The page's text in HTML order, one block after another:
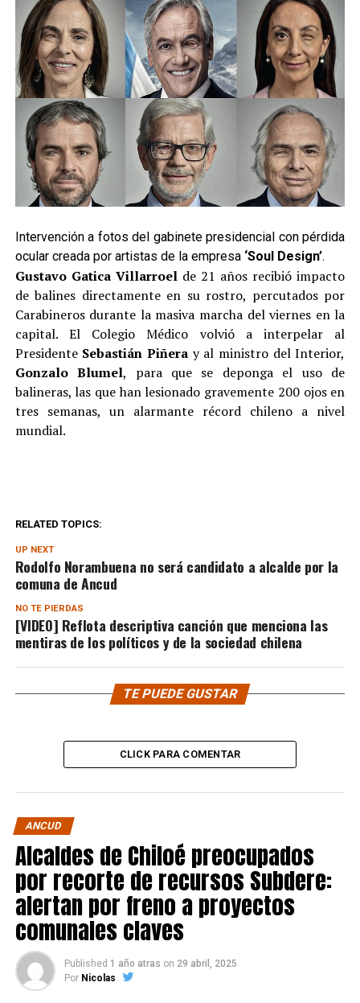
Intervención a fotos del gabinete presidencial con pérdida
ocular creada por artistas de la empresa ‘Soul Design’.
Gustavo Gatica Villarroelde 21 años recibió impacto
de balines directamente en su rostro, percutados por
Carabineros durante la masiva marcha del viernes en la
capital. El Colegio Médico volvió a interpelar al
Presidente Sebastián Piñera y al ministro del Interior,
Gonzalo Blumel, para que se deponga el uso de
balineras, las que han lesionado gravemente 200 ojos en
tres semanas, un alarmante récord chileno a nivel
mundial.
RELATED TOPICS:
UP NEXT
Rodolfo Norambuena no será candidato a alcalde por la
comuna de Ancud
NO TE PIERDAS
[VIDEO] Reflota descriptiva canción que menciona las
mentiras de los políticos y de la sociedad chilena
TE PUEDE GUSTAR
CLICK PARA COMENTAR
ANCUD
Alcaldes de Chiloé preocupados
por recorte de recursos Subdere:
alertan por freno a proyectos
comunales claves
Published 1 año atras on 29 abril, 2025
Por Nicolas